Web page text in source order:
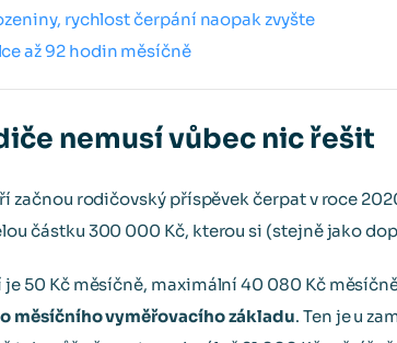
rychlost čerpání naopak zvyšte
až 92 hodin měsíčně
nemusí vůbec nic řešit
začnou rodičovský příspěvek čerpat v roce
částku 300 000 Kč, kterou si (stejně jako
50 Kč měsíčně, maximální 40 080 Kč
měsíčního vyměřovacího základu. Ten je u